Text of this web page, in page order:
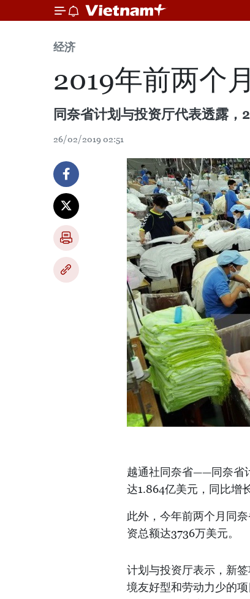
经济
2019年前两个
同奈省计划与投资厅代表透露，
26/02/2019 02:51
越通社同奈省——同奈省
达1.864亿美元，同比增
此外，今年前两个月同
资总额达3736万美元。
计划与投资厅表示，新
境友好型和劳动力少的